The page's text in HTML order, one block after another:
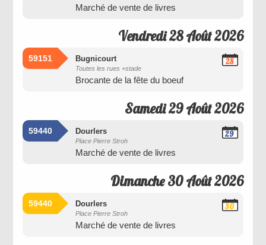
Marché de vente de livres
Vendredi 28 Août 2026
59151 Bugnicourt
Toutes les rues +stade
Brocante de la fête du boeuf
28
Samedi 29 Août 2026
59440 Dourlers
Place Pierre Stroh
Marché de vente de livres
29
Dimanche 30 Août 2026
59440 Dourlers
Place Pierre Stroh
Marché de vente de livres
30